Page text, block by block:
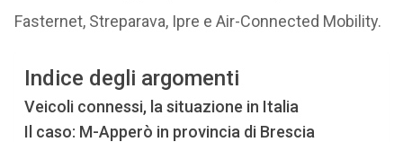
Fasternet, Streparava, Ipre e Air-Connected Mobility.
Indice degli argomenti
Veicoli connessi, la situazione in Italia
Il caso: M-Apperò in provincia di Brescia